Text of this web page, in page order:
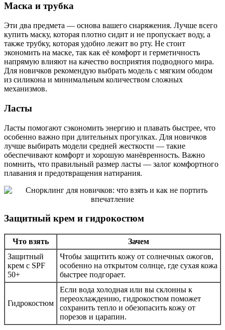
Маска и трубка
Эти два предмета — основа вашего снаряжения. Лучше всего
купить маску, которая плотно сидит и не пропускает воду, а
также трубку, которая удобно лежит во рту. Не стоит
экономить на маске, так как её комфорт и герметичность
напрямую влияют на качество восприятия подводного мира.
Для новичков рекомендую выбрать модель с мягким ободом
из силикона и минимальным количеством сложных
механизмов.
Ласты
Ласты помогают сэкономить энергию и плавать быстрее, что
особенно важно при длительных прогулках. Для новичков
лучше выбирать модели средней жесткости — такие
обеспечивают комфорт и хорошую манёвренность. Важно
помнить, что правильный размер ласты — залог комфортного
плавания и предотвращения натирания.
Защитный крем и гидрокостюм
Что взять
Зачем
Защитный
крем с SPF
50+
Чтобы защитить кожу от солнечных ожогов,
особенно на открытом солнце, где сухая кожа
быстрее подгорает.
Гидрокостюм
Если вода холодная или вы склонны к
переохлаждению, гидрокостюм поможет
сохранить тепло и обезопасить кожу от
порезов и царапин.